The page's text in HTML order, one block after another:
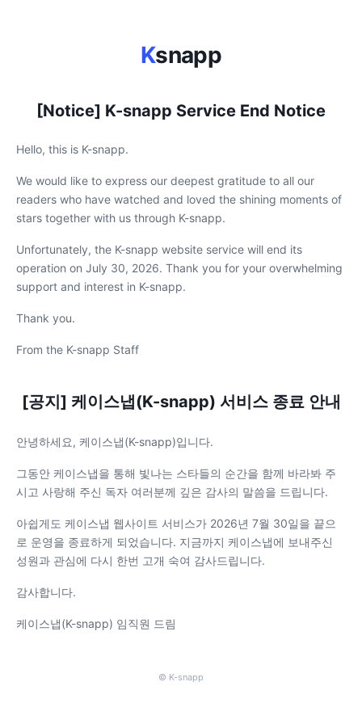
Ksnapp
[Notice] K-snapp Service End Notice
Hello, this is K-snapp.
We would like to express our deepest gratitude to all our
readers who have watched and loved the shining moments of
stars together with us through K-snapp.
Unfortunately, the K-snapp website service will end its
operation on July 30, 2026. Thank you for your overwhelming
support and interest in K-snapp.
Thank you.
From the K-snapp Staff
[공지] 케이스냅(K-snapp) 서비스 종료 안내
안녕하세요, 케이스냅(K-snapp)입니다.
그동안 케이스냅을 통해 빛나는 스타들의 순간을 함께 바라봐 주
시고 사랑해 주신 독자 여러분께 깊은 감사의 말씀을 드립니다.
아쉽게도 케이스냅 웹사이트 서비스가 2026년 7월 30일을 끝으
로 운영을 종료하게 되었습니다. 지금까지 케이스냅에 보내주신
성원과 관심에 다시 한번 고개 숙여 감사드립니다.
감사합니다.
케이스냅(K-snapp) 임직원 드림
© K-snapp